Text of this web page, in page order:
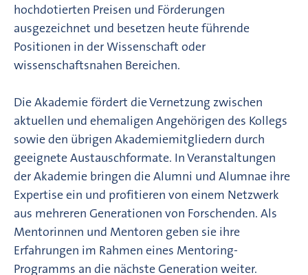
hochdotierten Preisen und Förderungen
ausgezeichnet und besetzen heute führende
Positionen in der Wissenschaft oder
wissenschaftsnahen Bereichen.
Die Akademie fördert die Vernetzung zwischen
aktuellen und ehemaligen Angehörigen des Kollegs
sowie den übrigen Akademiemitgliedern durch
geeignete Austauschformate. In Veranstaltungen
der Akademie bringen die Alumni und Alumnae ihre
Expertise ein und profitieren von einem Netzwerk
aus mehreren Generationen von Forschenden. Als
Mentorinnen und Mentoren geben sie ihre
Erfahrungen im Rahmen eines Mentoring-
Programms an die nächste Generation weiter.